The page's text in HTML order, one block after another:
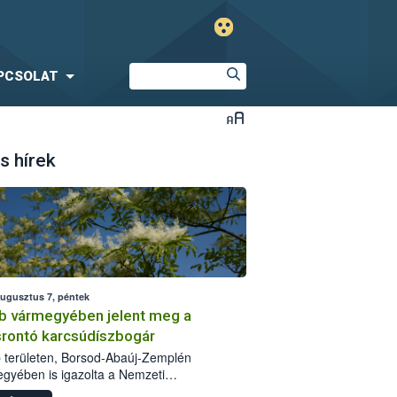
hírek
7, péntek
vármegyében jelent meg a
karcsúdíszbogár
területen, Borsod-Abaúj-Zemplén
is igazolta a Nemzeti
biztonsági Hivatal (Nébih) a